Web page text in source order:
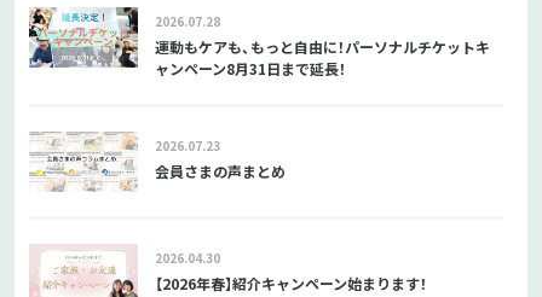
2026.07.28
運動もケアも、もっと自由に！パーソナルチケットキ
ャンペーン8月31日まで延長！
2026.07.23
会員さまの声まとめ
2026.04.30
【2026年春】紹介キャンペーン始まります！